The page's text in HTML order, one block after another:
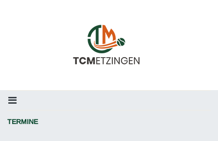
TERMINE